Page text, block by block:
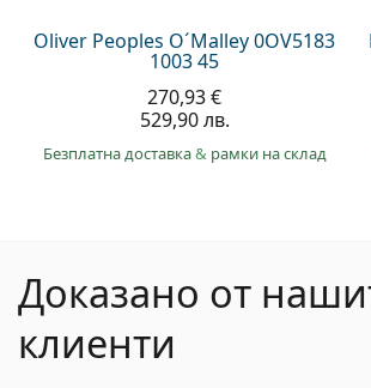
Oliver Peoples O´Malley 0OV5183
1003 45
270,93 €
529,90 лв.
Безплатна доставка& рамки на склад
Доказано от
клиенти